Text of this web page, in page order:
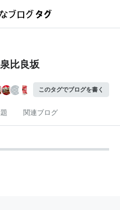
比良坂
このタグでブログを書く
関連ブログ